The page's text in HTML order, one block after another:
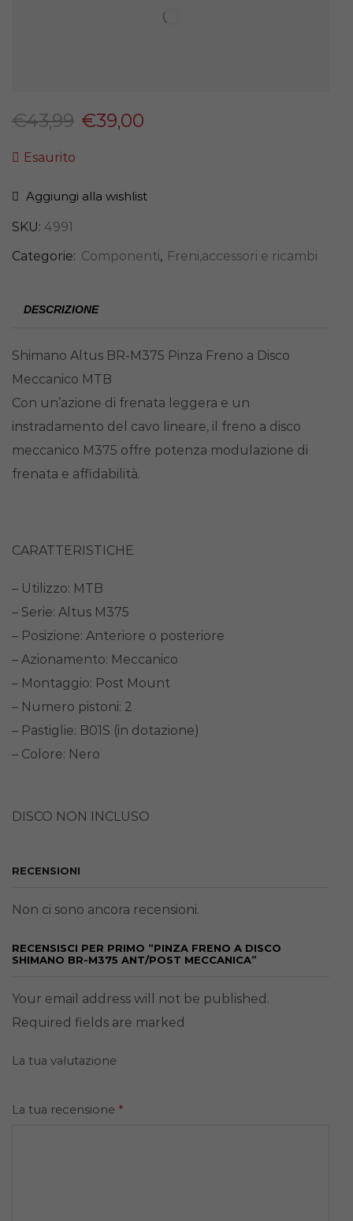
€43,99 €39,00
Esaurito
Aggiungi alla wishlist
SKU: 4991
Categorie: Componenti, Freni,accessori e ricambi
DESCRIZIONE
Shimano Altus BR-M375 Pinza Freno a Disco
Meccanico MTB
Con un’azione di frenata leggera e un
instradamento del cavo lineare, il freno a disco
meccanico M375 offre potenza modulazione di
frenata e affidabilità.
CARATTERISTICHE
– Utilizzo: MTB
– Serie: Altus M375
– Posizione: Anteriore o posteriore
– Azionamento: Meccanico
– Montaggio: Post Mount
– Numero pistoni: 2
– Pastiglie: B01S (in dotazione)
– Colore: Nero
DISCO NON INCLUSO
RECENSIONI
Non ci sono ancora recensioni.
RECENSISCI PER PRIMO “PINZA FRENO A DISCO
SHIMANO BR-M375 ANT/POST MECCANICA”
Your email address will not be published.
Required fields are marked
La tua valutazione
La tua recensione *